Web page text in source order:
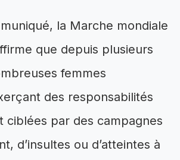
la Marche mondiale
que depuis plusieurs
femmes
des responsabilités
ciblées par des campagnes
d’insultes ou d’atteintes à